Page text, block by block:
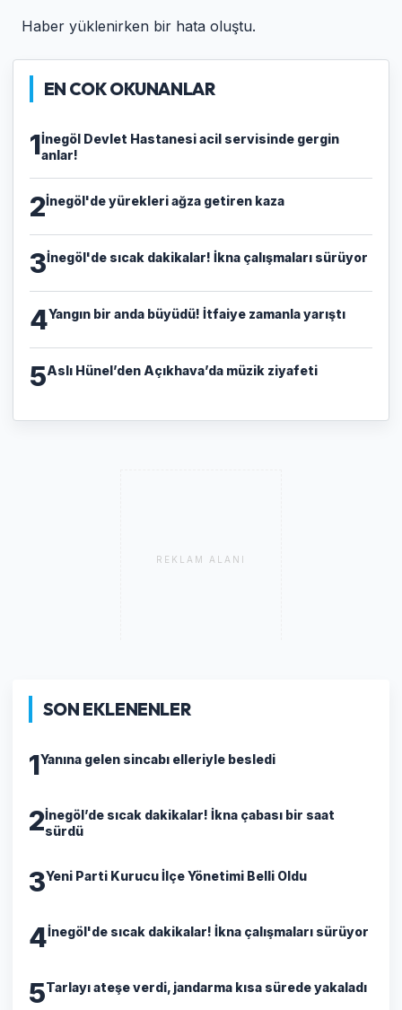
Haber yüklenirken bir hata oluştu.
EN COK OKUNANLAR
1İnegöl Devlet Hastanesi acil servisinde gergin
anlar!
2İnegöl'de yürekleri ağza getiren kaza
3İnegöl'de sıcak dakikalar! İkna çalışmaları sürüyor
4Yangın bir anda büyüdü! İtfaiye zamanla yarıştı
5Aslı Hünel’den Açıkhava’da müzik ziyafeti
REKLAM ALANI
SON EKLENENLER
1Yanına gelen sincabı elleriyle besledi
2İnegöl’de sıcak dakikalar! İkna çabası bir saat
sürdü
3Yeni Parti Kurucu İlçe Yönetimi Belli Oldu
4İnegöl'de sıcak dakikalar! İkna çalışmaları sürüyor
5Tarlayı ateşe verdi, jandarma kısa sürede yakaladı